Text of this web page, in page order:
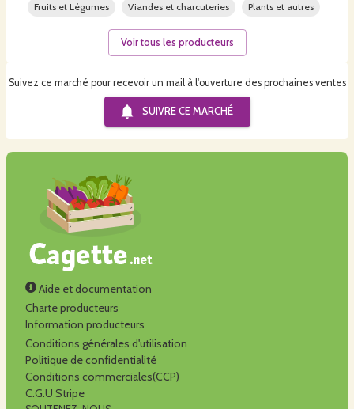
Suivez ce marché pour recevoir un mail à l'ouverture des prochaines ventes
SUIVRE CE MARCHÉ
Fruits et Légumes Viandes et charcuteries Plants et autres
Voir tous les producteurs
Aide et documentation
Charte producteurs
Information producteurs
Conditions générales d'utilisation
Politique de confidentialité
Conditions commerciales(CCP)
C.G.U Stripe